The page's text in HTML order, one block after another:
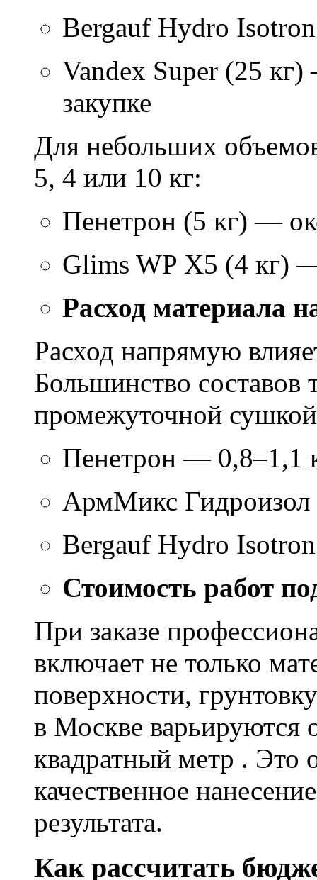
Bergauf Hydro
Vandex Super (25
закупке
Для небольших
5, 4 или 10 кг:
Пенетрон (5 кг) —
Glims WP X5 (4 кг)
Расход материала
Расход напрямую
Большинство составов
промежуточной
Пенетрон — 0,8–1,1
АрмМикс
Bergauf Hydro
Стоимость работ
При заказе
включает не только
поверхности,
в Москве варьируются
квадратный метр . Это
качественное
результата.
Как рассчитать